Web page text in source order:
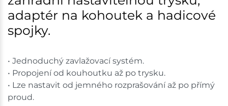
Skladové množství na prodejnách je pouze orientační.
Ceny na prodejnách se mohou lišit od cen na e-
shopu.
adaptér na kohoutek a hadicové
spojky.
• Jednoduchý zavlažovací systém.
• Propojení od kouhoutku až po trysku.
• Lze nastavit od jemného rozprašování až po přímý
proud.